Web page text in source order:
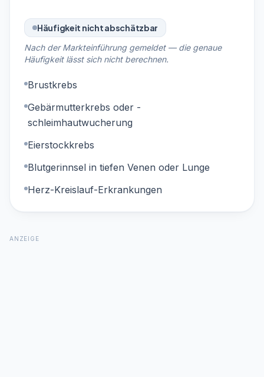
Häufigkeit nicht abschätzbar
Nach der Markteinführung gemeldet — die genaue
Häufigkeit lässt sich nicht berechnen.
Brustkrebs
Gebärmutterkrebs oder -
schleimhautwucherung
Eierstockkrebs
Blutgerinnsel in tiefen Venen oder Lunge
Herz-Kreislauf-Erkrankungen
ANZEIGE